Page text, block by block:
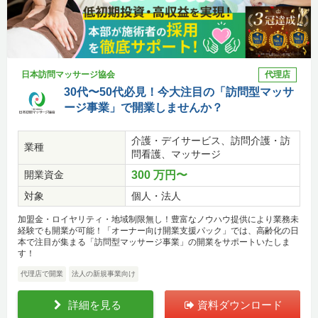
日本訪問マッサージ協会 代理店
30代〜50代必見！今大注目の「訪問型マッサ
ージ事業」で開業しませんか？
業種
介護・デイサービス、訪問介護・訪
問看護、マッサージ
開業資金
300 万円〜
対象 個人・法人
加盟金・ロイヤリティ・地域制限無し！豊富なノウハウ提供により業務未
経験でも開業が可能！「オーナー向け開業支援パック」では、高齢化の日
本で注目が集まる「訪問型マッサージ事業」の開業をサポートいたしま
す！
代理店で開業 法人の新規事業向け
詳細を見る 資料ダウンロード